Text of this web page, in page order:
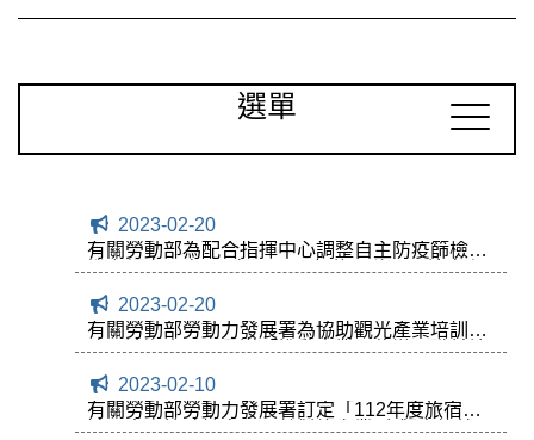
選單
2023-02-20
有關勞動部為配合指揮中心調整自主防疫篩檢時
機之規定，自112年2月7日起修正移工入境自主
閱附件。
2023-02-20
有關勞動部勞動力發展署為協助觀光產業培訓房
務及清潔人員，函送「推動事業單位辦理職前培
關資訊請參閱附件。
2023-02-10
有關勞動部勞動力發展署訂定「112年度旅宿業
缺工專案協助計畫」，針對旅宿業(含觀光旅館、